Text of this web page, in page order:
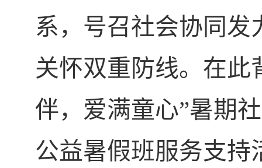
系，号召社会协同
关怀双重防线。在此
伴，爱满童心”暑期
公益暑假班服务支持